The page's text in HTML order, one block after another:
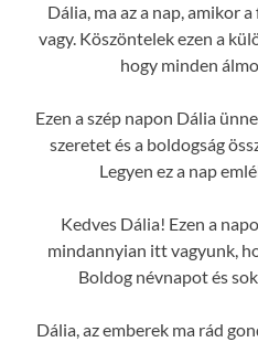
Dália, ma az a nap, amikor
vagy. Köszöntelek ezen a
hogy minden
Ezen a szép napon Dália
szeretet és a boldogság
Legyen ez a nap
Kedves Dália! Ezen a
mindannyian itt vagyunk,
Boldog névnapot és
Dália, az emberek ma rád